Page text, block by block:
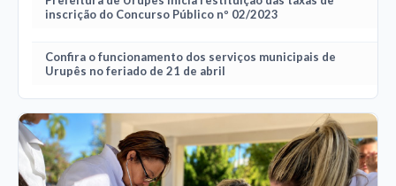
inscrição do Concurso Público nº 02/2023
Confira o funcionamento dos serviços municipais de
Urupês no feriado de 21 de abril